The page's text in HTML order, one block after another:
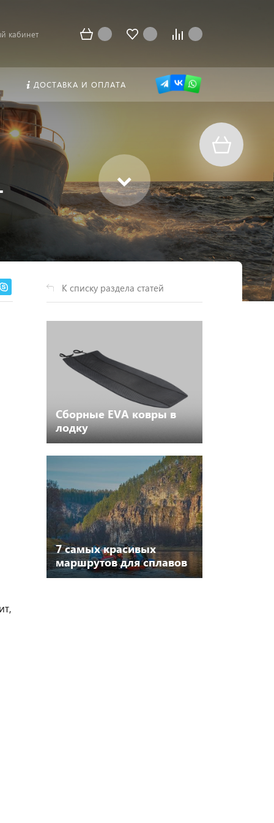
кабинет
ДОСТАВКА И ОПЛАТА
К списку раздела статей
Сборные EVA ковры в
лодку
7 самых красивых
маршрутов для сплавов
в России